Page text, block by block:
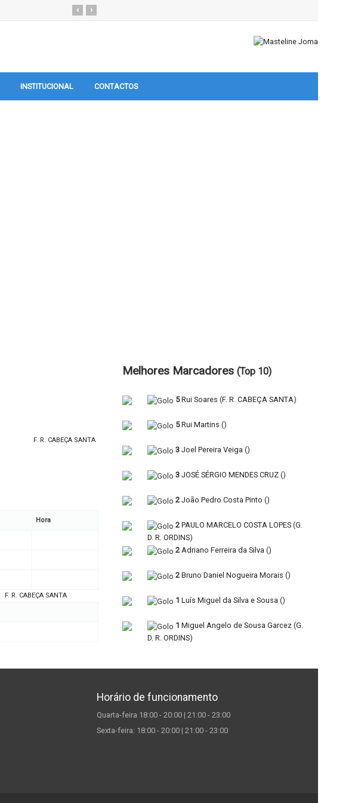
›
‹
INSTITUCIONAL CONTACTOS
F. R. CABEÇA SANTA
Hora
F. R. CABEÇA SANTA
Melhores Marcadores (Top 10)
5 Rui Soares (F. R. CABEÇA SANTA)
5 Rui Martins ()
3 Joel Pereira Veiga ()
3 JOSÉ SÉRGIO MENDES CRUZ ()
2 João Pedro Costa Pinto ()
2 PAULO MARCELO COSTA LOPES (G.
D. R. ORDINS)
2 Adriano Ferreira da Silva ()
2 Bruno Daniel Nogueira Morais ()
1 Luís Miguel da Silva e Sousa ()
1 Miguel Angelo de Sousa Garcez (G.
D. R. ORDINS)
Horário de funcionamento
Quarta-feira 18:00 - 20:00 | 21:00 - 23:00
Sexta-feira: 18:00 - 20:00 | 21:00 - 23:00